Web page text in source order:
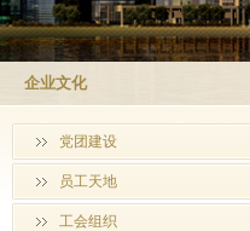
企业文化
党团建设
员工天地
工会组织